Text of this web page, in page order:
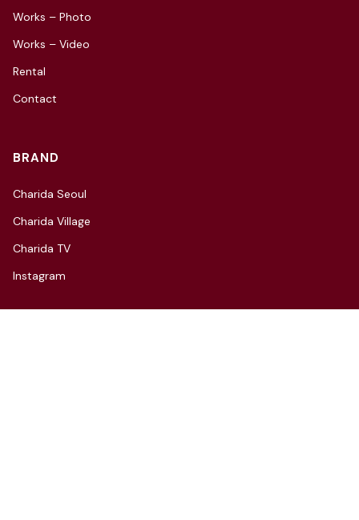
Works – Photo
Works – Video
Rental
Contact
BRAND
Charida Seoul
Charida Village
Charida TV
Instagram